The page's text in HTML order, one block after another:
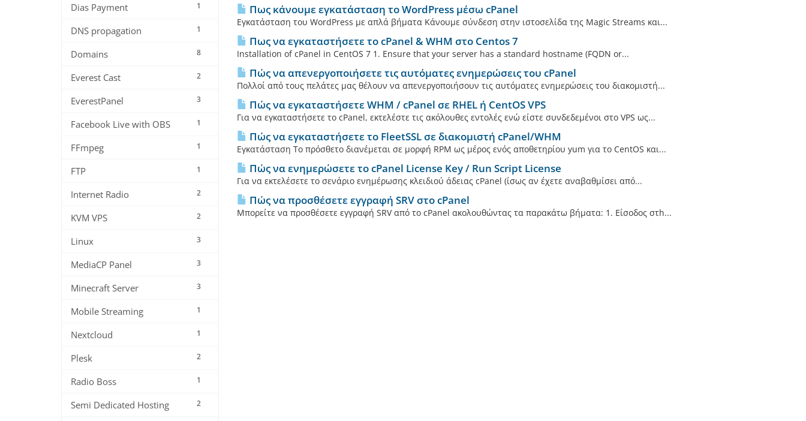
1
Dias Payment
1
DNS propagation
8
Domains
2
Everest Cast
3
EverestPanel
1
Facebook Live with OBS
1
FFmpeg
1
FTP
2
Internet Radio
2
KVM VPS
3
Linux
3
MediaCP Panel
3
Minecraft Server
1
Mobile Streaming
1
Nextcloud
2
Plesk
1
Radio Boss
2
Semi Dedicated Hosting
Πως κάνουμε εγκατάσταση το WordPress μέσω cPanel
Εγκατάσταση του WordPress με απλά βήματα Κάνουμε σύνδεση στην ιστοσελίδα της Magic Streams και...
Πως να εγκαταστήσετε το cPanel & WHM στο Centos 7
Installation of cPanel in CentOS 7 1. Ensure that your server has a standard hostname (FQDN or...
Πώς να απενεργοποιήσετε τις αυτόματες ενημερώσεις του cPanel
Πολλοί από τους πελάτες μας θέλουν να απενεργοποιήσουν τις αυτόματες ενημερώσεις του διακομιστή...
Πώς να εγκαταστήσετε WHM / cPanel σε RHEL ή CentOS VPS
Για να εγκαταστήσετε το cPanel, εκτελέστε τις ακόλουθες εντολές ενώ είστε συνδεδεμένοι στο VPS ως...
Πώς να εγκαταστήσετε το FleetSSL σε διακομιστή cPanel/WHM
Εγκατάσταση Το πρόσθετο διανέμεται σε μορφή RPM ως μέρος ενός αποθετηρίου yum για το CentOS και...
Πώς να ενημερώσετε το cPanel License Key / Run Script License
Για να εκτελέσετε το σενάριο ενημέρωσης κλειδιού άδειας cPanel (ίσως αν έχετε αναβαθμίσει από...
Πώς να προσθέσετε εγγραφή SRV στο cPanel
Μπορείτε να προσθέσετε εγγραφή SRV από το cPanel ακολουθώντας τα παρακάτω βήματα: 1. Είσοδος στh...